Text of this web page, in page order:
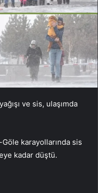
ve sis, ulaşımda
karayollarında sis
kadar düştü.